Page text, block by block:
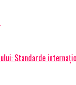
Standarde